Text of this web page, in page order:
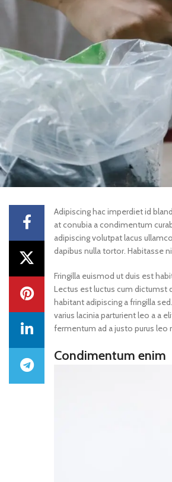
Adipiscing hac imperdiet id
at conubia a condimentum
adipiscing volutpat lacus
dapibus nulla tortor. Habitasse
Fringilla euismod ut duis est
Lectus est luctus cum dictumst
habitant adipiscing a fringilla
varius lacinia parturient leo a a
fermentum ad a justo purus
Condimentum enim